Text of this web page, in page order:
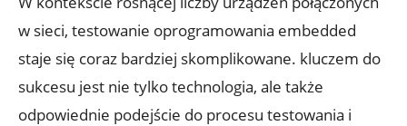
w sieci, testowanie oprogramowania embedded
staje się coraz bardziej skomplikowane. kluczem do
sukcesu jest nie tylko technologia, ale także
odpowiednie podejście do procesu testowania i